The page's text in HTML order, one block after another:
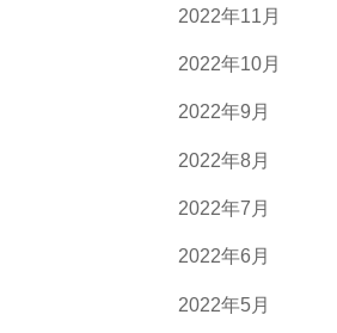
2022年11月
2022年10月
2022年9月
2022年8月
2022年7月
2022年6月
2022年5月